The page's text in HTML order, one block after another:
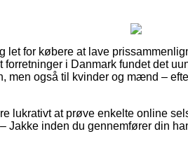
for købere at lave
forretninger i Danmark fundet det
men også til kvinder og mænd –
lukrativt at prøve enkelte online
Jakke inden du gennemfører din